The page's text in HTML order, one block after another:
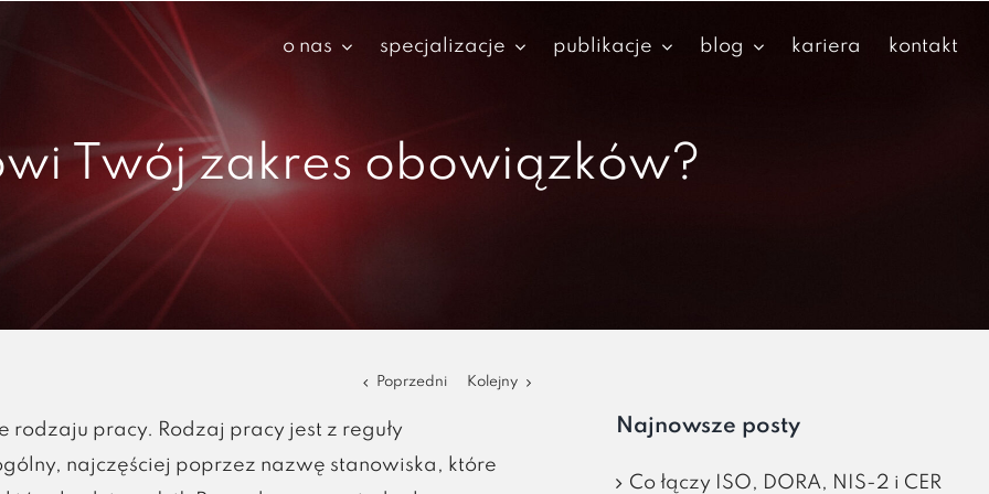
o nas specjalizacje publikacje blog kariera kontakt
Twój zakres obowiązków?
Poprzedni Kolejny
rodzaju pracy. Rodzaj pracy jest z reguły
najczęściej poprzez nazwę stanowiska, które
Najnowsze posty
Co łączy ISO, DORA, NIS-2 i CER